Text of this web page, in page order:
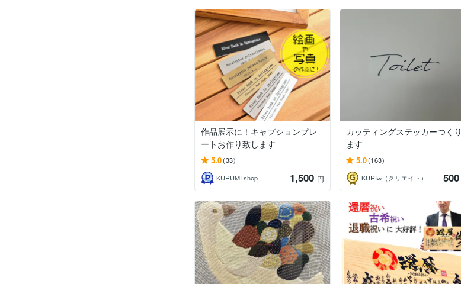
作品展示に！キャプションプレ
ートお作り致します
5.0(33)
KURUMI shop
1,500 円
カッティングステッカーつくり
ます
5.0(163)
KURI∞（クリエイト）
500